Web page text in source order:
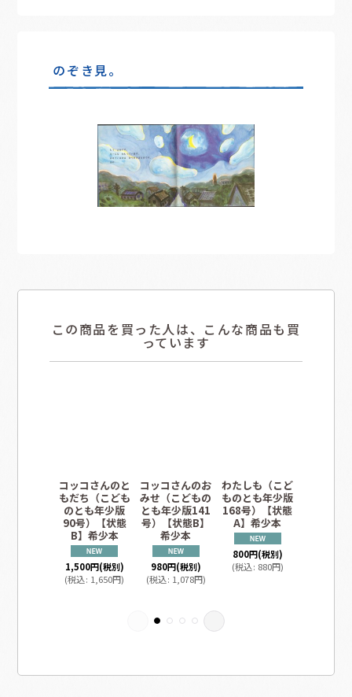
のぞき見。
この商品を買った人は、こんな商品も買
っています
コッコさんのと
もだち（こども
のとも年少版
90号）【状態
B】希少本
1,500円(税別)
(税込: 1,650円)
コッコさんのお
みせ（こどもの
とも年少版141
号）【状態B】
希少本
980円(税別)
(税込: 1,078円)
わたしも（こど
ものとも年少版
168号）【状態
A】希少本
800円(税別)
(税込: 880円)